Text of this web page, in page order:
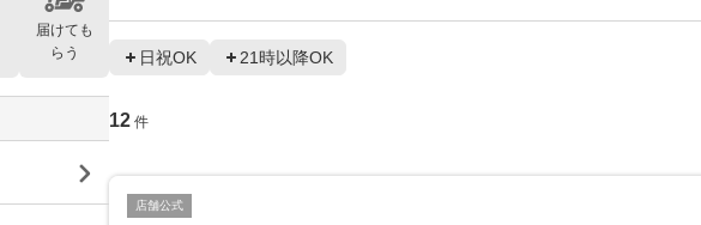
日祝OK 21時以降OK
12 件
店舗公式
届けても
らう